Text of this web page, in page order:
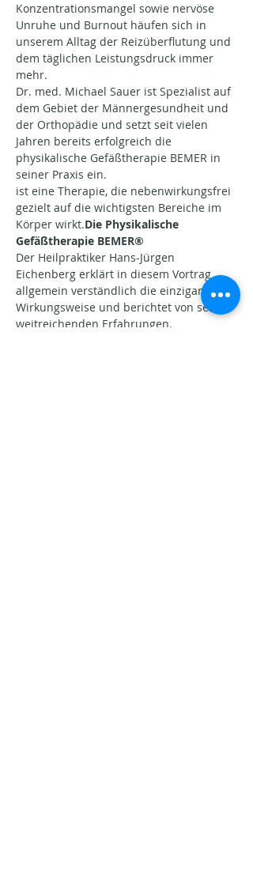
Konzentrationsmangel sowie nervöse
Unruhe und Burnout häufen sich in
unserem Alltag der Reizüberflutung und
dem täglichen Leistungsdruck immer
mehr.
Dr. med. Michael Sauer ist Spezialist auf
dem Gebiet der Männergesundheit und
der Orthopädie und setzt seit vielen
Jahren bereits erfolgreich die
physikalische Gefäßtherapie BEMER in
seiner Praxis ein.
ist eine Therapie, die nebenwirkungsfrei
gezielt auf die wichtigsten Bereiche im
Körper wirkt.Die Physikalische
Gefäßtherapie BEMER®
Der Heilpraktiker Hans-Jürgen
Eichenberg erklärt in diesem Vortrag
allgemein verständlich die einzigartige
Wirkungsweise und berichtet von seinen
weitreichenden Erfahrungen.